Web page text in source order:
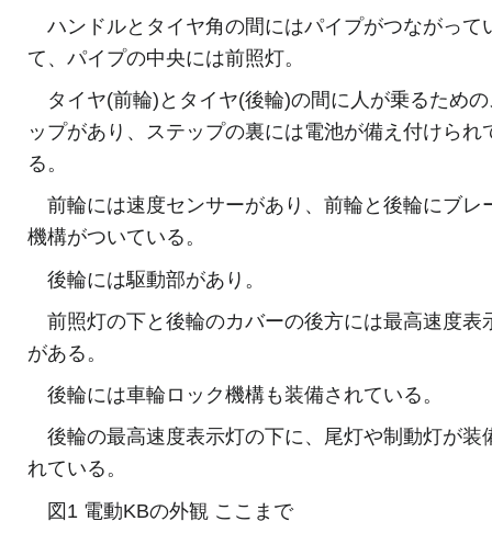
ハンドルとタイヤ角の間にはパイプがつながって
て、パイプの中央には前照灯。
タイヤ(前輪)とタイヤ(後輪)の間に人が乗るため
ップがあり、ステップの裏には電池が備え付けられ
る。
前輪には速度センサーがあり、前輪と後輪にブレ
機構がついている。
後輪には駆動部があり。
前照灯の下と後輪のカバーの後方には最高速度表
がある。
後輪には車輪ロック機構も装備されている。
後輪の最高速度表示灯の下に、尾灯や制動灯が装
れている。
図1 電動KBの外観 ここまで